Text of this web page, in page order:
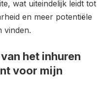
wat uiteindelijk leidt tot
en meer potentiële
vinden.
het inhuren
voor mijn